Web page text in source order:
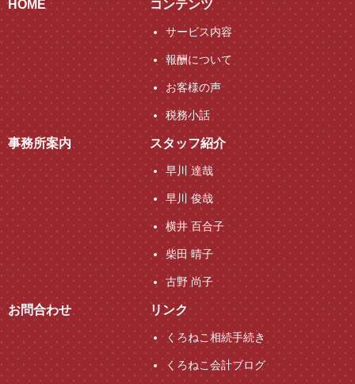
HOME コンテンツ
サービス内容
報酬について
お客様の声
税務小話
事務所案内 スタッフ紹介
早川 達哉
早川 俊哉
横井 百合子
柴田 晴子
古野 尚子
お問合わせ リンク
くろねこ相続手続き
くろねこ会計ブログ